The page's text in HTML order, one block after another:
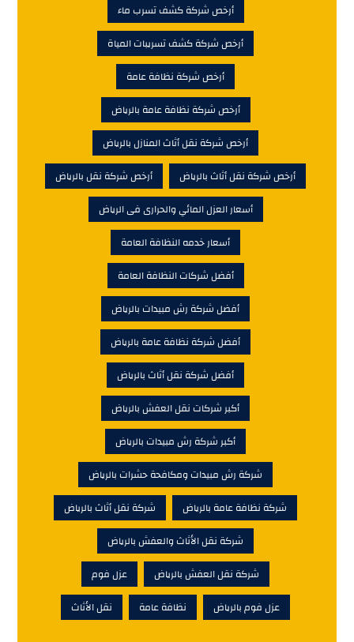
أرخص شركة كشف تسرب ماء
أرخص شركة كشف تسريبات المياة
أرخص شركة نظافة عامة
أرخص شركة نظافة عامة بالرياض
أرخص شركة نقل أثاث المنازل بالرياض
أرخص شركة نقل أثاث بالرياض
أرخص شركة نقل بالرياض
أسعار العزل المائي والحرارى فى الرياض
أسعار خدمه النظافة العامة
أفضل شركات النظافة العامة
أفضل شركة رش مبيدات بالرياض
أفضل شركة نظافة عامة بالرياض
أفضل شركة نقل أثاث بالرياض
أكبر شركات نقل العفش بالرياض
أكبر شركة رش مبيدات بالرياض
شركة رش مبيدات ومكافحة حشرات بالرياض
شركة نظافة عامة بالرياض
شركة نقل أثاث بالرياض
شركة نقل الأثاث والعفش بالرياض
شركة نقل العفش بالرياض
عزل فوم
عزل فوم بالرياض
نظافة عامة نقل الأثاث